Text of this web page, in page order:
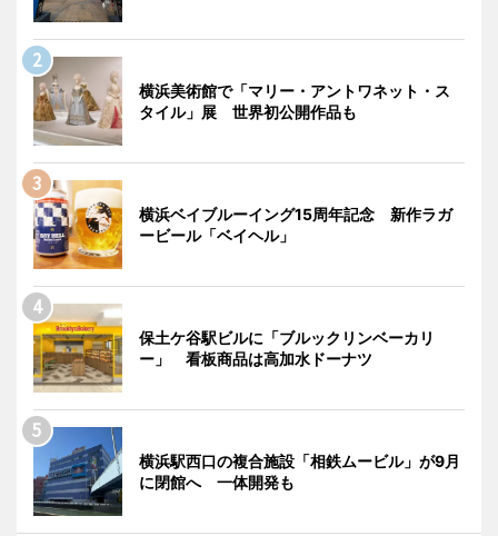
横浜美術館で「マリー・アントワネット・ス
タイル」展 世界初公開作品も
横浜ベイブルーイング15周年記念 新作ラガ
ービール「ベイヘル」
保土ケ谷駅ビルに「ブルックリンベーカリ
ー」 看板商品は高加水ドーナツ
横浜駅西口の複合施設「相鉄ムービル」が9月
に閉館へ 一体開発も